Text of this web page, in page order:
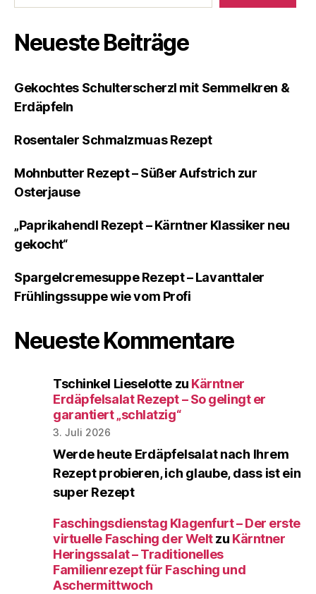
Neueste Beiträge
Gekochtes Schulterscherzl mit Semmelkren &
Erdäpfeln
Rosentaler Schmalzmuas Rezept
Mohnbutter Rezept – Süßer Aufstrich zur
Osterjause
„Paprikahendl Rezept – Kärntner Klassiker neu
gekocht“
Spargelcremesuppe Rezept – Lavanttaler
Frühlingssuppe wie vom Profi
Neueste Kommentare
Tschinkel Lieselotte zu Kärntner
Erdäpfelsalat Rezept – So gelingt er
garantiert „schlatzig“
3. Juli 2026
Werde heute Erdäpfelsalat nach Ihrem
Rezept probieren, ich glaube, dass ist ein
super Rezept
Faschingsdienstag Klagenfurt – Der erste
virtuelle Fasching der Weltzu Kärntner
Heringssalat – Traditionelles
Familienrezept für Fasching und
Aschermittwoch